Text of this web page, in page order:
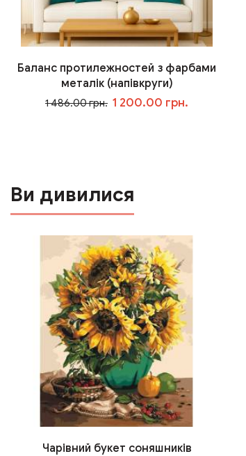
Баланс протилежностей з фарбами
металік (напівкруги)
1 486.00 грн. 1 200.00 грн.
Ви дивилися
Чарівний букет соняшників